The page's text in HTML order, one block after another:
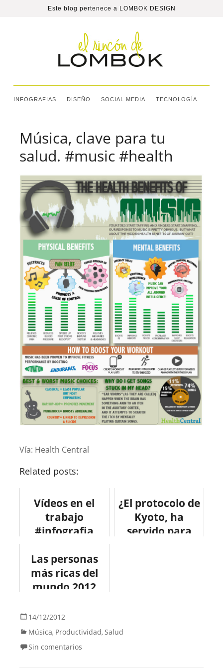
Este blog pertenece a LOMBOK DESIGN
INFOGRAFIAS DISEÑO SOCIAL MEDIA TECNOLOGÍA
Música, clave para tu
salud. #music #health
Vía: Health Central
Related posts:
Vídeos en el
trabajo
#infografia
#socialmedia
#productividad
#videos
¿El protocolo de
Kyoto, ha
servido para
Las personas
más ricas del
mundo 2012
#economia
14/12/2012
Música, Productividad, Salud
Sin comentarios